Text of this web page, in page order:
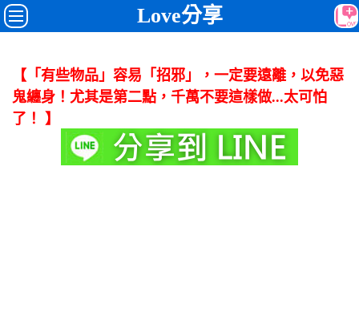
Love分享
【「有些物品」容易「招邪」，一定要遠離，以免惡
鬼纏身！尤其是第二點，千萬不要這樣做...太可怕
了！ 】